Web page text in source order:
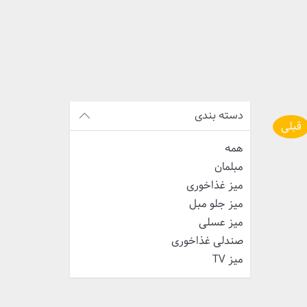
دسته بندی
همه
مبلمان
میز غذاخوری
میز جلو مبل
میز عسلی
صندلی غذاخوری
میز TV
قبلی